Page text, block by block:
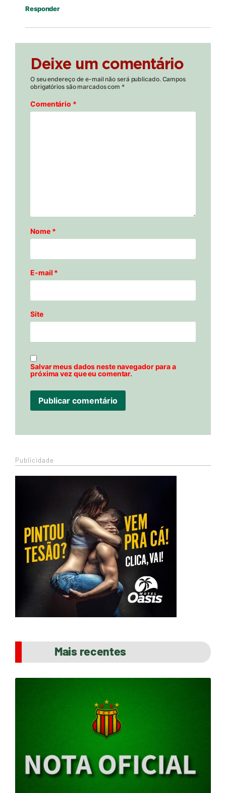
Responder
Deixe um comentário
O seu endereço de e-mail não será publicado. Campos
obrigatórios são marcados com *
Comentário *
Nome *
E-mail *
Site
Salvar meus dados neste navegador para a
próxima vez que eu comentar.
Publicidade
Mais recentes